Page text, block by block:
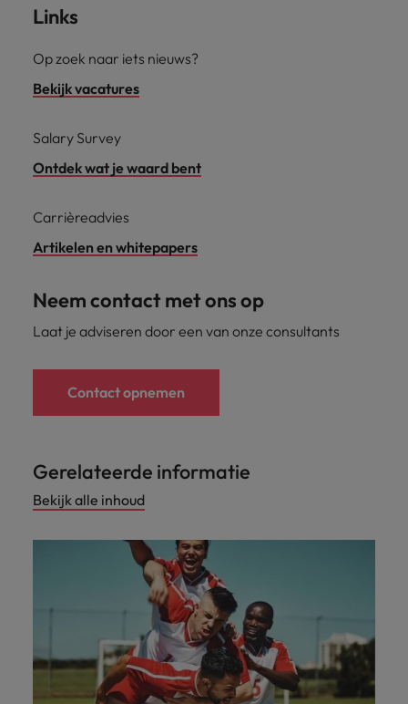
Links
Op zoek naar iets nieuws?
Bekijk vacatures
Salary Survey
Ontdek wat je waard bent
Carrièreadvies
Artikelen en whitepapers
Neem contact met ons op
Laat je adviseren door een van onze consultants
Contact opnemen
Gerelateerde informatie
Bekijk alle inhoud